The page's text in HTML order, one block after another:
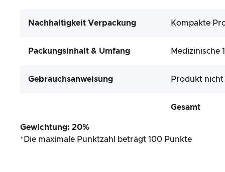
Nachhaltigkeit Verpackung Kompakte
Packungsinhalt & Umfang Medizinische
Gebrauchsanweisung Produkt
Gesamt
Gewichtung: 20%
*Die maximale Punktzahl beträgt 100 Punkte